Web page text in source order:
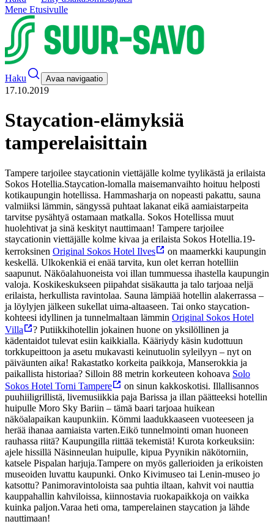
Mene Etusivulle
Haku Avaa navigaatio
17.10.2019
Staycation-elämyksiä
tamperelaisittain
Tampere tarjoilee staycationin viettäjälle kolme tyylikästä ja erilaista
Sokos Hotellia.Staycation-lomalla maisemanvaihto hoituu helposti
kotikaupungin hotellissa. Hammasharja on nopeasti pakattu, sauna
valmiiksi lämmin, sängyssä puhtaat lakanat eikä aamiaistarpeita
tarvitse pysähtyä ostamaan matkalla. Sokos Hotellissa muut
huolehtivat ja sinä keskityt nauttimaan! Tampere tarjoilee
staycationin viettäjälle kolme kivaa ja erilaista Sokos Hotellia.19-
kerroksinen Original Sokos Hotel Ilves
on maamerkki kaupungin
keskellä. Ulkokenkiä ei enää tarvita, kun olet kerran hotelliin
saapunut. Näköalahuoneista voi illan tummuessa ihastella kaupungin
valoja. Koskikeskukseen piipahdat sisäkautta ja talo tarjoaa neljä
erilaista, herkullista ravintolaa. Sauna lämpiää hotellin alakerrassa –
ja löylyjen jälkeen sukellat uima-altaaseen. Tai onko staycation-
kohteesi idyllinen ja tunnelmaltaan lämmin Original Sokos Hotel
Villa
? Putiikkihotellin jokainen huone on yksilöllinen ja
kädentaidot tulevat esiin kaikkialla. Kääriydy käsin kudottuun
torkkupeittoon ja asetu mukavasti keinutuolin syleilyyn – nyt on
päiväunten aika! Rakastatko korkeita paikkoja, Manserokkia ja
paikallista historiaa? Silloin 88 metrin korkeuteen kohoava Solo
Sokos Hotel Torni Tampere
on sinun kakkoskotisi. Illallisannos
puuhiiligrillistä, livemusiikkia paja Barissa ja illan päätteeksi hotellin
huipulle Moro Sky Bariin – tämä baari tarjoaa huikean
näköalapaikan kaupunkiin. Kömmi laadukkaaseen vuoteeseen ja
herää ihanaa aamiaista varten.Eikö tunnelmointi oman huoneen
rauhassa riitä? Kaupungilla riittää tekemistä! Kurota korkeuksiin:
ajele hissillä Näsinneulan huipulle, kipua Pyynikin näkötorniin,
katsele Pispalan harjuja.Tampere on myös gallerioiden ja erikoisten
museoiden luvattu kaupunki. Onko Kivimuseo tai Lenin-museo jo
katsottu? Panimoravintoloista saa puhtia iltaan, kahvit voi nauttia
kauppahallin kahviloissa, kiinnostavia ruokapaikkoja on vaikka
kuinka paljon.Varaa heti oma, tamperelainen staycation ja lähde
nauttimaan!